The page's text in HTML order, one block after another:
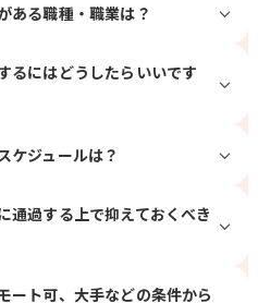
ある職種・職業は？
るにはどうしたらいいです
ケジュールは？
通過する上で抑えておくべき
ート可、大手などの条件から